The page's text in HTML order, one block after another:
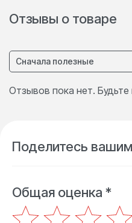
Отзывы о товаре
Сначала полезные
Отзывов пока нет.
Поделитесь
Общая оценка *